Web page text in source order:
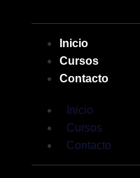
Inicio
Cursos
Contacto
Inicio
Cursos
Contacto